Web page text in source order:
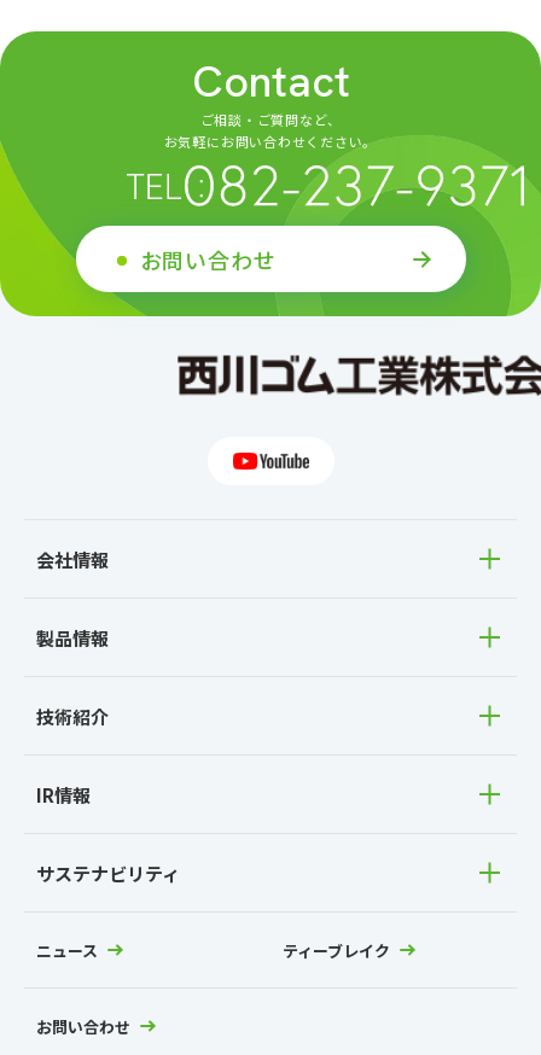
Contact
ご相談・ご質問など、
お気軽にお問い合わせください。
お問い合わせ
会社情報
製品情報
技術紹介
IR情報
サステナビリティ
ニュース ティーブレイク
お問い合わせ